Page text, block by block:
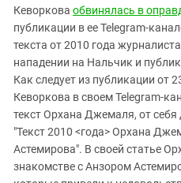
Кеворкова обвинялась в
публикации в ее Telegram-
текста от 2010 года журналиста
нападении на Нальчик и
Как следует из публикации от
Кеворкова в своем Telegram-
текст Орхана Джемаля, от
"Текст 2010 <года> Орхана
Астемирова". В своей статье
знакомстве с Анзором